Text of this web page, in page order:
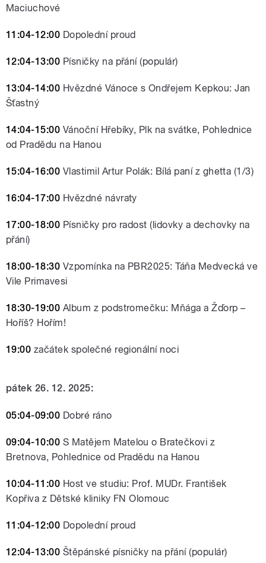
Maciuchové
11:04-12:00 Dopolední proud
12:04-13:00 Písničky na přání (populár)
13:04-14:00 Hvězdné Vánoce s Ondřejem Kepkou: Jan
Šťastný
14:04-15:00 Vánoční Hřebíky, Plk na svátke, Pohlednice
od Pradědu na Hanou
15:04-16:00 Vlastimil Artur Polák: Bílá paní z ghetta (1/3)
16:04-17:00 Hvězdné návraty
17:00-18:00 Písničky pro radost (lidovky a dechovky na
přání)
18:00-18:30 Vzpomínka na PBR2025: Táňa Medvecká ve
Vile Primavesi
18:30-19:00 Album z podstromečku: Mňága a Žďorp –
Hoříš? Hořím!
19:00 začátek společné regionální noci
pátek 26. 12. 2025:
05:04-09:00 Dobré ráno
09:04-10:00 S Matějem Matelou o Bratečkovi z
Bretnova, Pohlednice od Pradědu na Hanou
10:04-11:00 Host ve studiu: Prof. MUDr. František
Kopřiva z Dětské kliniky FN Olomouc
11:04-12:00 Dopolední proud
12:04-13:00 Štěpánské písničky na přání (populár)